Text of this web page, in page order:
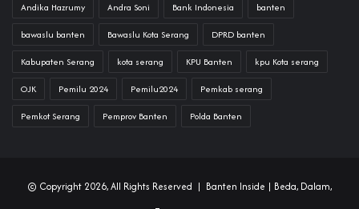
Andika Hazrumy Andra Soni Bank Indonesia banten
bawaslu banten Bawaslu Kota Serang DPRD banten
Kabupaten Serang kota serang KPU Banten kpu Kota serang
OJK Pemilu 2024 Pemilu2024 Pemkab serang
Pemkot Serang Pemprov Banten Polda Banten
© Copyright 2026, All Rights Reserved | Banten Inside | Beda, Dalam,